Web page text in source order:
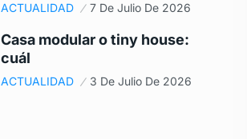
ACTUALIDAD 7 De Julio De 2026
Casa modular o tiny house:
cuál
ACTUALIDAD 3 De Julio De 2026